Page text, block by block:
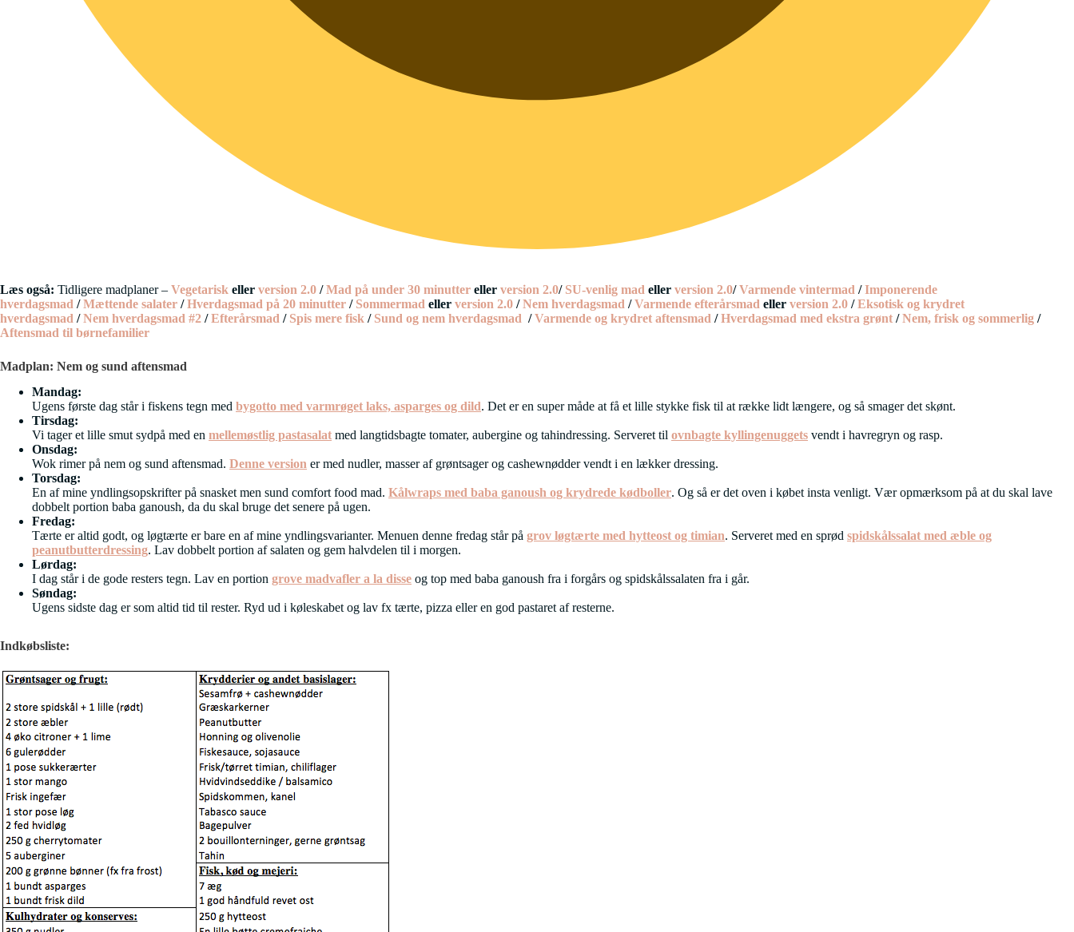
Læs også: Tidligere madplaner – Vegetarisk eller version 2.0 / Mad på under 30 minutter eller version 2.0/ SU-venlig mad eller version 2.0/ Varmende vintermad /Imponerende
hverdagsmad /Mættende salater /Hverdagsmad på 20 minutter / Sommermad eller version 2.0 /Nem hverdagsmad /Varmende efterårsmad eller version 2.0 /Eksotisk og krydret
hverdagsmad /Nem hverdagsmad #2 /Efterårsmad / Spis mere fisk / Sund og nem hverdagsmad /Varmende og krydret aftensmad /Hverdagsmad med ekstra grønt /Nem, frisk og sommerlig /
Aftensmad til børnefamilier
Madplan: Nem og sund aftensmad
Mandag:
Ugens første dag står i fiskens tegn med bygotto med varmrøget laks, asparges og dild. Det er en super måde at få et lille stykke fisk til at række lidt længere, og så smager det skønt.
Tirsdag:
Vi tager et lille smut sydpå med en mellemøstlig pastasalat med langtidsbagte tomater, aubergine og tahindressing. Serveret til ovnbagte kyllingenuggets vendt i havregryn og rasp.
Onsdag:
Wok rimer på nem og sund aftensmad. Denne version er med nudler, masser af grøntsager og cashewnødder vendt i en lækker dressing.
Torsdag:
En af mine yndlingsopskrifter på snasket men sund comfort food mad. Kålwraps med baba ganoush og krydrede kødboller. Og så er det oven i købet insta venligt. Vær opmærksom på at du skal lave
dobbelt portion baba ganoush, da du skal bruge det senere på ugen.
Fredag:
Tærte er altid godt, og løgtærte er bare en af mine yndlingsvarianter. Menuen denne fredag står på grov løgtærte med hytteost og timian. Serveret med en sprød spidskålssalat med æble og
peanutbutterdressing. Lav dobbelt portion af salaten og gem halvdelen til i morgen.
Lørdag:
I dag står i de gode resters tegn. Lav en portion grove madvafler a la disse og top med baba ganoush fra i forgårs og spidskålssalaten fra i går.
Søndag:
Ugens sidste dag er som altid tid til rester. Ryd ud i køleskabet og lav fx tærte, pizza eller en god pastaret af resterne.
Indkøbsliste: